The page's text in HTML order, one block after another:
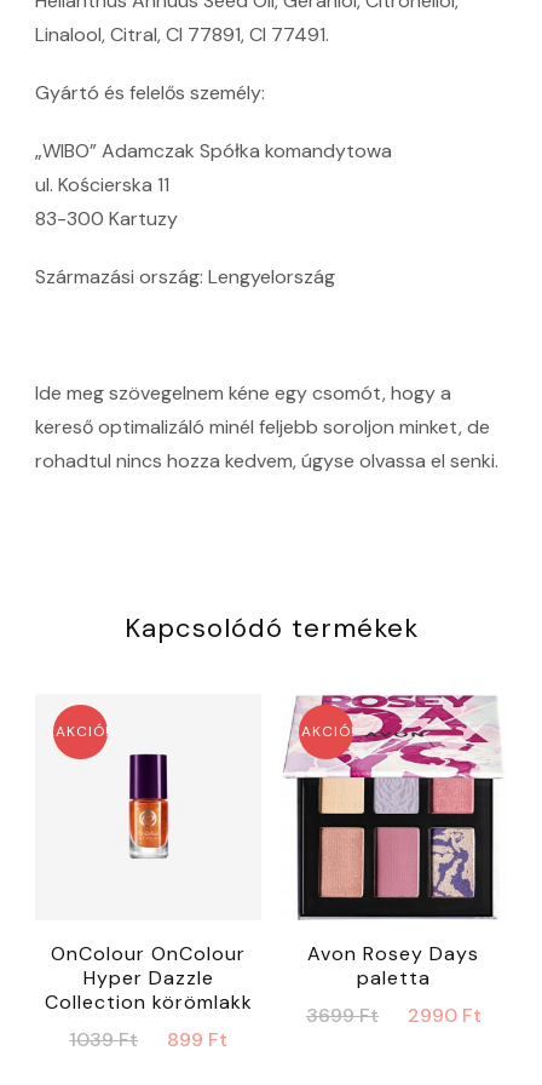
Linalool, Citral, CI 77891, CI 77491.
Gyártó és felelős személy:
„WIBO” Adamczak Spółka komandytowa
ul. Kościerska 11
83-300 Kartuzy
Származási ország: Lengyelország
Ide meg szövegelnem kéne egy csomót, hogy a
kereső optimalizáló minél feljebb soroljon minket, de
rohadtul nincs hozza kedvem, úgyse olvassa el senki.
Kapcsolódó termékek
AKCIÓ!
OnColour OnColour
Hyper Dazzle
Collection körömlakk
1039Ft
Original
899 Ft
AKCIÓ!
Avon Rosey Days
paletta
3699Ft
Original
2990 Ft